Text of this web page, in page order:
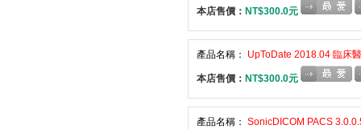
本店售價： NT$300.0元
產品名稱： UpToDate 2018.04 臨床
本店售價： NT$300.0元
產品名稱： SonicDICOM PACS